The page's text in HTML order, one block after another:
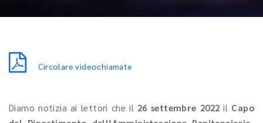
Circolare videochiamate
Diamo notizia ai lettori che il 26 settembre 2022 il Capo